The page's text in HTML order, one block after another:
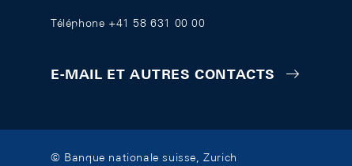
Téléphone +41 58 631 00 00
E-MAIL ET AUTRES CONTACTS
© Banque nationale suisse, Zurich